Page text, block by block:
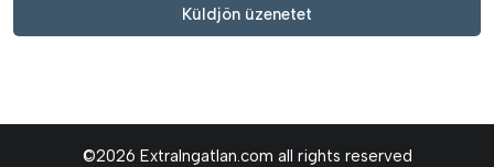
Küldjön üzenetet
©2026 ExtraIngatlan.com all rights reserved